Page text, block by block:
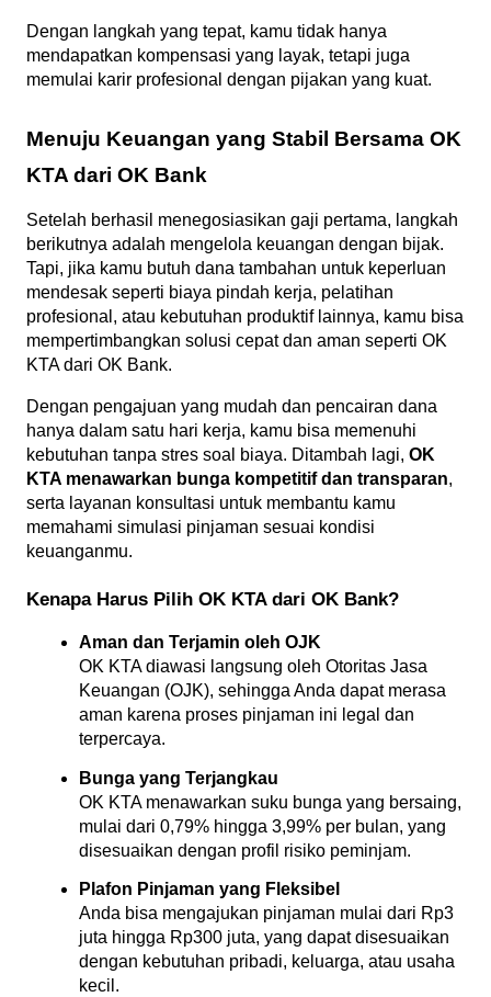
Dengan langkah yang tepat, kamu tidak hanya
mendapatkan kompensasi yang layak, tetapi juga
memulai karir profesional dengan pijakan yang kuat.
Menuju Keuangan yang Stabil Bersama OK
KTA dari OK Bank
Setelah berhasil menegosiasikan gaji pertama, langkah
berikutnya adalah mengelola keuangan dengan bijak.
Tapi, jika kamu butuh dana tambahan untuk keperluan
mendesak seperti biaya pindah kerja, pelatihan
profesional, atau kebutuhan produktif lainnya, kamu bisa
mempertimbangkan solusi cepat dan aman seperti OK
KTA dari OK Bank.
Dengan pengajuan yang mudah dan pencairan dana
hanya dalam satu hari kerja, kamu bisa memenuhi
kebutuhan tanpa stres soal biaya. Ditambah lagi, OK
KTA menawarkan bunga kompetitif dan transparan,
serta layanan konsultasi untuk membantu kamu
memahami simulasi pinjaman sesuai kondisi
keuanganmu.
Kenapa Harus Pilih OK KTA dari OK Bank?
Aman dan Terjamin oleh OJK
OK KTA diawasi langsung oleh Otoritas Jasa
Keuangan (OJK), sehingga Anda dapat merasa
aman karena proses pinjaman ini legal dan
terpercaya.
Bunga yang Terjangkau
OK KTA menawarkan suku bunga yang bersaing,
mulai dari 0,79% hingga 3,99% per bulan, yang
disesuaikan dengan profil risiko peminjam.
Plafon Pinjaman yang Fleksibel
Anda bisa mengajukan pinjaman mulai dari Rp3
juta hingga Rp300 juta, yang dapat disesuaikan
dengan kebutuhan pribadi, keluarga, atau usaha
kecil.